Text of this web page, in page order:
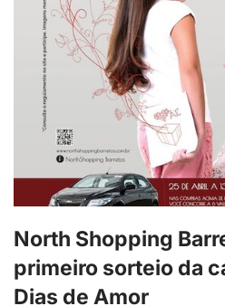
North Shopping
primeiro sorteio da
Dias de Amor